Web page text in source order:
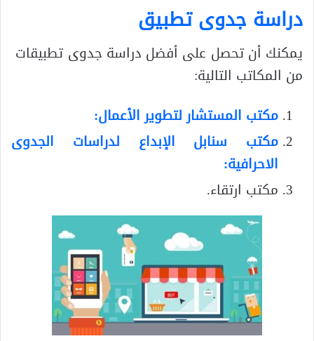
دراسة جدوى تطبيق
يمكنك أن تحصل على أفضل دراسة جدوى تطبيقات
من المكاتب التالية:
مكتب المستشار لتطوير الأعمال:
مكتب سنابل الإبداع لدراسات الجدوى
الاحرافية:
مكتب ارتقاء.